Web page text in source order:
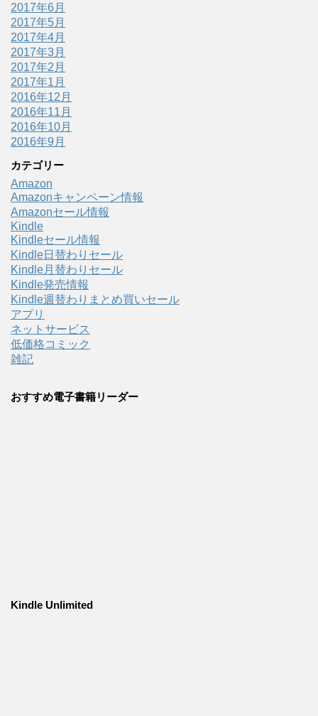
2017年6月
2017年5月
2017年4月
2017年3月
2017年2月
2017年1月
2016年12月
2016年11月
2016年10月
2016年9月
カテゴリー
Amazon
Amazonキャンペーン情報
Amazonセール情報
Kindle
Kindleセール情報
Kindle日替わりセール
Kindle月替わりセール
Kindle発売情報
Kindle週替わりまとめ買いセール
アプリ
ネットサービス
低価格コミック
雑記
おすすめ電子書籍リーダー
Kindle Unlimited